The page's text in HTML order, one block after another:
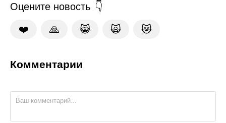
Оцените новость
❤️ 🙏 😹 🙀 😿
Комментарии